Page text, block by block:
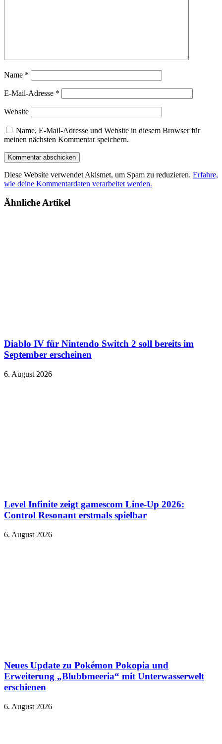
Name *
E-Mail-Adresse *
Website
Name, E-Mail-Adresse und Website in diesem Browser für
meinen nächsten Kommentar speichern.
Diese Website verwendet Akismet, um Spam zu reduzieren. Erfahre,
wie deine Kommentardaten verarbeitet werden.
Ähnliche Artikel
Diablo IV für Nintendo Switch 2 soll bereits im
September erscheinen
6. August 2026
Level Infinite zeigt gamescom Line-Up 2026:
Control Resonant erstmals spielbar
6. August 2026
Neues Update zu Pokémon Pokopia und
Erweiterung „Blubbmeeria“ mit Unterwasserwelt
erschienen
6. August 2026